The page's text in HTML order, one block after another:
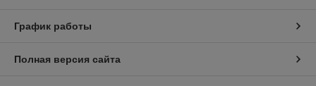
График работы
Полная версия сайта